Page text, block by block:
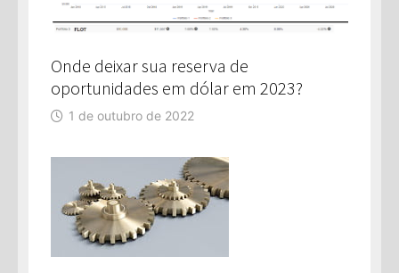
Onde deixar sua reserva de
oportunidades em dólar em 2023?
1 de outubro de 2022